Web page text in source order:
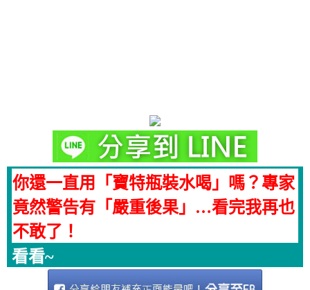
你還一直用「寶特瓶裝水喝」嗎？專家
竟然警告有「嚴重後果」…看完我再也
不敢了！
看看~